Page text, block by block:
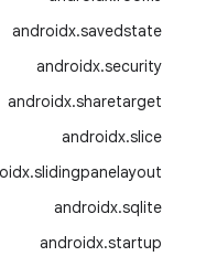
androidx.savedstate
androidx.security
androidx.sharetarget
androidx.slice
.slidingpanelayout
androidx.sqlite
androidx.startup